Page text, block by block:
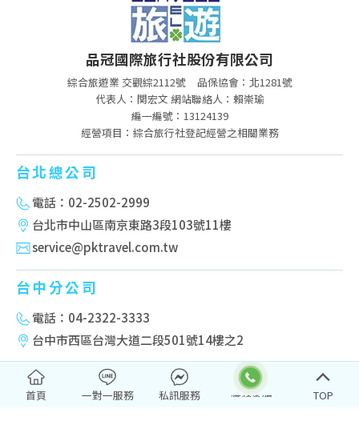
品冠國際旅行社股份有限公司
綜合旅遊業 交觀綜2112號
品保協會：北1281號
代表人：関宏文 網站聯絡人：賴崇瑜
編一編號：13124139
經營項目：綜合旅行社登記經營之相關業務
台北總公司
電話：02-2502-2999
台北市中山區南京東路3段103號11樓
service@pktravel.com.tw
台中分公司
電話：04-2322-3333
台中市西區台灣大道二段501號14樓之2
高雄分公司
首頁 一對一服務 私訊服務 TOP